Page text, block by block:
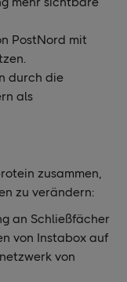
PostNord mit
durch die
als
zusammen,
zu verändern:
an Schließfächer
von Instabox auf
von